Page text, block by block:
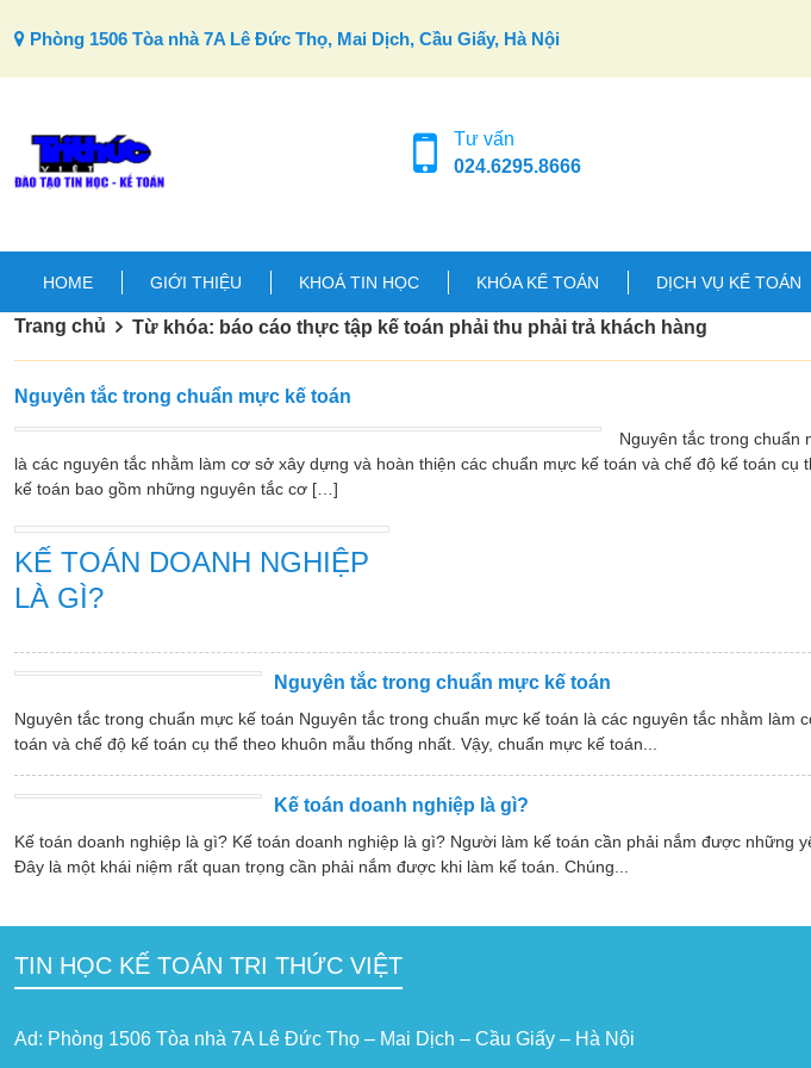
Phòng 1506 Tòa nhà 7A Lê Đức Thọ, Mai Dịch, Cầu Giấy, Hà Nội
Tư vấn
024.6295.8666
HOME GIỚI THIỆU KHOÁ TIN HỌC KHÓA KẾ TOÁN DỊCH VỤ KẾ TOÁN
Trang chủ Từ khóa: báo cáo thực tập kế toán phải thu phải trả khách hàng
Nguyên tắc trong chuẩn mực kế toán
Nguyên tắc trong chuẩn
là các nguyên tắc nhằm làm cơ sở xây dựng và hoàn thiện các chuẩn mực kế toán và chế độ kế toán cụ
kế toán bao gồm những nguyên tắc cơ […]
KẾ TOÁN DOANH NGHIỆP
LÀ GÌ?
Nguyên tắc trong chuẩn mực kế toán
Nguyên tắc trong chuẩn mực kế toán Nguyên tắc trong chuẩn mực kế toán là các nguyên tắc nhằm làm
toán và chế độ kế toán cụ thể theo khuôn mẫu thống nhất. Vậy, chuẩn mực kế toán...
Kế toán doanh nghiệp là gì?
Kế toán doanh nghiệp là gì? Kế toán doanh nghiệp là gì? Người làm kế toán cần phải nắm được những
Đây là một khái niệm rất quan trọng cần phải nắm được khi làm kế toán. Chúng...
TIN HỌC KẾ TOÁN TRI THỨC VIỆT
Ad: Phòng 1506 Tòa nhà 7A Lê Đức Thọ – Mai Dịch – Cầu Giấy – Hà Nội